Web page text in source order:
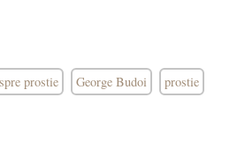
prostie George Budoi prostie